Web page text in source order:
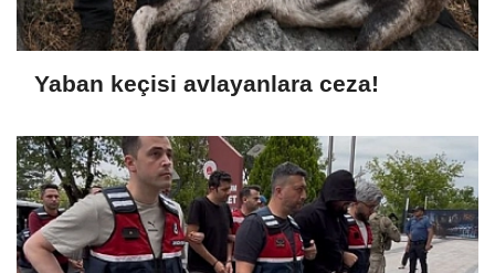
Yaban keçisi avlayanlara ceza!